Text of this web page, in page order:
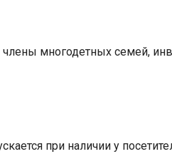
члены многодетных семей,
при наличии у